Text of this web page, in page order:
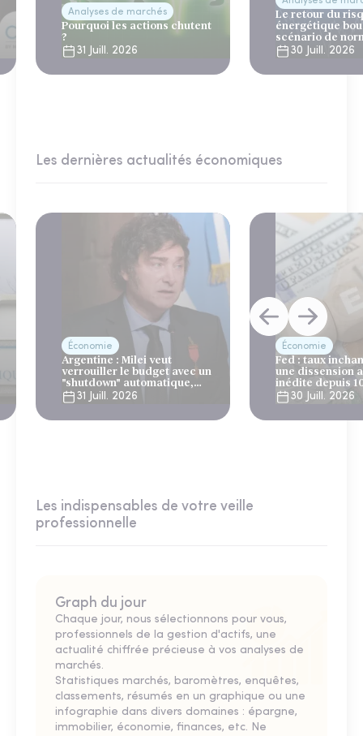
Analyses de marchés
Pourquoi les actions chutent
?
31 Juill. 2026
Le retour du
énergétique
scénario de
30 Juill. 2026
Les dernières actualités économiques
Économie
Argentine : Milei veut
verrouiller le budget avec un
"shutdown" automatique,
sous le regard bienveillant
du FMI
31 Juill. 2026
Économie
Fed : taux
une dissension
inédite depuis
30 Juill. 2026
Les indispensables de votre veille
professionnelle
Graph du jour
Chaque jour, nous sélectionnons pour vous,
professionnels de la gestion d'actifs, une
actualité chiffrée précieuse à vos analyses de
marchés.
Statistiques marchés, baromètres, enquêtes,
classements, résumés en un graphique ou une
infographie dans divers domaines : épargne,
immobilier, économie, finances, etc. Ne